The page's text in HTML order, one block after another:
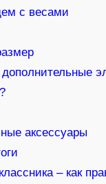
с весами
аксессуары
– как